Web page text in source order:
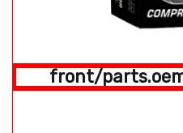
front/